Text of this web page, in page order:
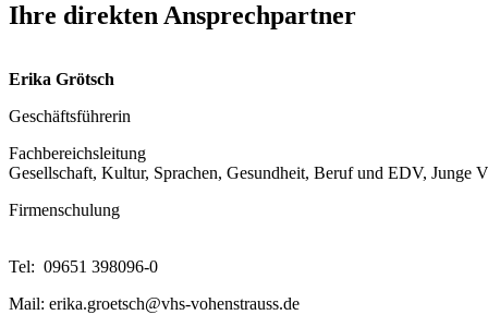
Ihre direkten Ansprechpartner
Erika Grötsch
Geschäftsführerin
Fachbereichsleitung
Gesellschaft, Kultur, Sprachen, Gesundheit, Beruf und EDV, Junge
Firmenschulung
Tel: 09651 398096-0
Mail: erika.groetsch@vhs-vohenstrauss.de